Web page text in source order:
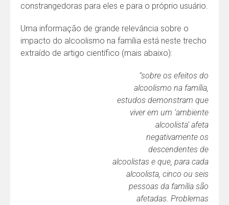
constrangedoras para eles e para o próprio usuário.
Uma informação de grande relevância sobre o
impacto do alcoolismo na família está neste trecho
extraído de artigo científico (mais abaixo):
“sobre os efeitos do
alcoolismo na família,
estudos demonstram que
viver em um ‘ambiente
alcoolista’ afeta
negativamente os
descendentes de
alcoolistas e que, para cada
alcoolista, cinco ou seis
pessoas da família são
afetadas. Problemas